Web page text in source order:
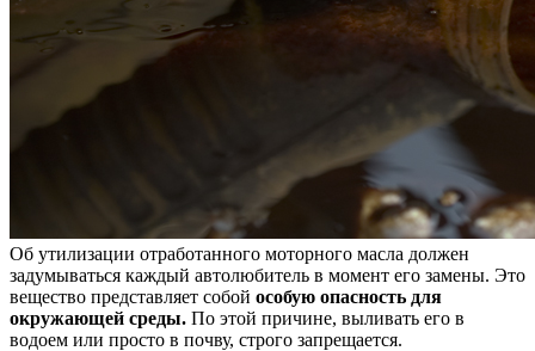
Об утилизации отработанного моторного масла должен
задумываться каждый автолюбитель в момент его замены. Это
вещество представляет собой особую опасность для
окружающей среды. По этой причине, выливать его в
водоем или просто в почву, строго запрещается.